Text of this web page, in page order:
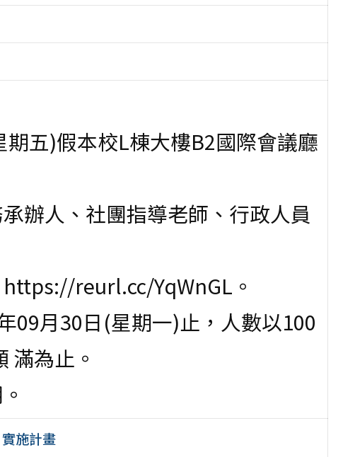
五)假本校L棟大樓B2國際會議廳
辦人、社團指導老師、行政人員
reurl.cc/YqWnGL。
09月30日(星期一)止，人數以100
滿為止。
施計畫